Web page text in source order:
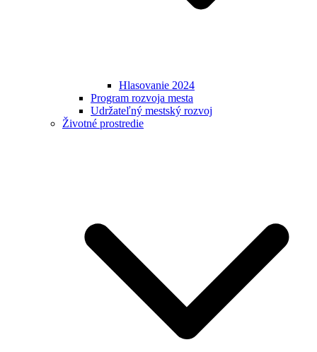
Hlasovanie 2024
Program rozvoja mesta
Udržateľný mestský rozvoj
Životné prostredie